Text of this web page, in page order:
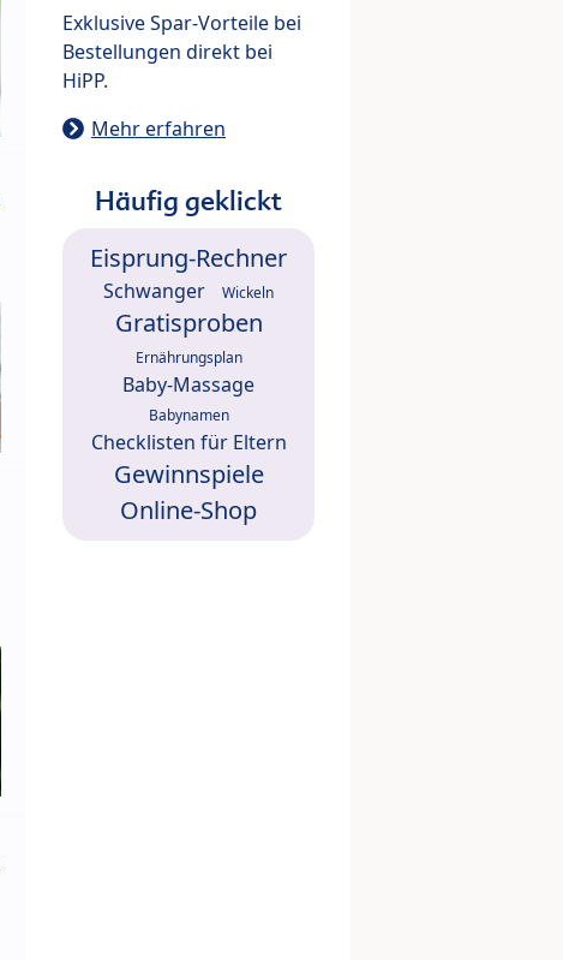
Exklusive Spar-Vorteile bei
Bestellungen direkt bei
HiPP.
Mehr erfahren
Häufig geklickt
Eisprung-Rechner
Schwanger Wickeln
Gratisproben
Ernährungsplan
Baby-Massage
Babynamen
Checklisten für Eltern
Gewinnspiele
Online-Shop